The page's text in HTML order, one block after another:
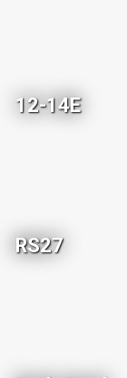
12-14E
RS27